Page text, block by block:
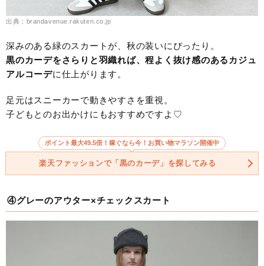
出典：brandavenue.rakuten.co.jp
深みのある緑のスカートが、秋の装いにぴったり。
黒のカーデをさらりと羽織れば、程よく抜け感のあるカジュ
アルコーデに仕上がります。
足元はスニーカーで動きやすさを重視。
子どもとのお出かけにもおすすめですよ♡
ポイント最大49.5倍！稼ぐなら今！お買い物マラソン開催中
楽天ファッションで「黒のカーデ」を探してみる
④グレーのアウター×チェックスカート